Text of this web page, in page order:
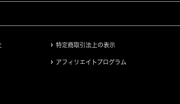
特定商取引法上の表示
アフィリエイトプログラム